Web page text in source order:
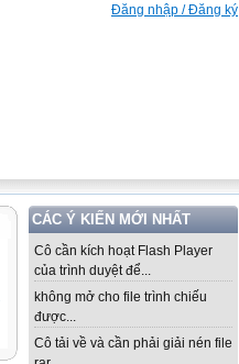
Đăng nhập / Đăng ký
CÁC Ý KIẾN MỚI NHẤT
Cô cần kích hoạt Flash Player
của trình duyệt để...
không mở cho file trình chiếu
được...
Cô tải về và cần phải giải nén file